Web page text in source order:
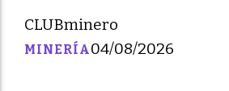
CLUBminero
MINERÍA04/08/2026